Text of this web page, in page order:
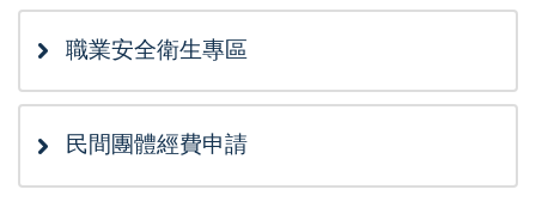
職業安全衛生專區
民間團體經費申請